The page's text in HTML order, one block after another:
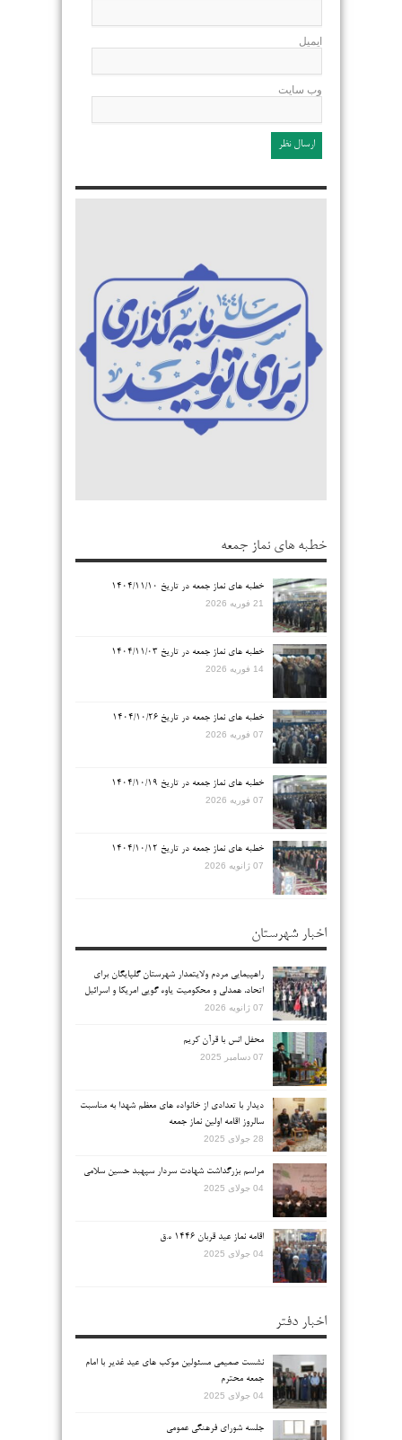
ایمیل
وب سایت
خطبه های نماز جمعه
خطبه های نماز جمعه در تاریخ ۱۴۰۴/۱۱/۱۰
21 فوریه 2026
خطبه های نماز جمعه در تاریخ ۱۴۰۴/۱۱/۰۳
14 فوریه 2026
خطبه های نماز جمعه در تاریخ ۱۴۰۴/۱۰/۲۶
07 فوریه 2026
خطبه های نماز جمعه در تاریخ ۱۴۰۴/۱۰/۱۹
07 فوریه 2026
خطبه های نماز جمعه در تاریخ ۱۴۰۴/۱۰/۱۲
07 ژانویه 2026
اخبار شهرستان
راهپیمایی مردم ولایتمدار شهرستان گلپایگان برای
اتحاد، همدلی و محکومیت یاوه گویی امریکا و اسرائیل
07 ژانویه 2026
محفل انس با قرآن کریم
07 دسامبر 2025
دیدار با تعدادی از خانواده های معظم شهدا به مناسبت
سالروز اقامه اولین نماز جمعه
28 جولای 2025
مراسم بزرگداشت شهادت سردار سپهبد حسین سلامی
04 جولای 2025
اقامه نماز عید قربان ۱۴۴۶ ه.ق
04 جولای 2025
اخبار دفتر
نشست صمیمی مسئولین موکب های عید غدیر با امام
جمعه محترم
04 جولای 2025
جلسه شورای فرهنگی عمومی